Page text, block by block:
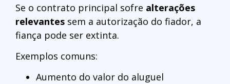
Se o contrato principal sofre alterações
relevantes sem a autorização do fiador, a
fiança pode ser extinta.
Exemplos comuns:
Aumento do valor do aluguel